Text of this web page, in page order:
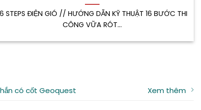
STEPS ĐIỆN GIÓ // HƯỚNG DẪN KỸ THUẬT 16 BƯỚC THI
CÔNG VỮA RÓT...
có cốt Geoquest Xem thêm